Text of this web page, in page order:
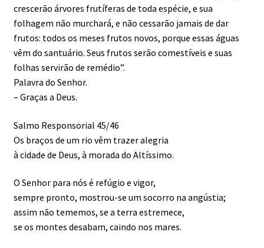
crescerão árvores frutíferas de toda espécie, e sua
folhagem não murchará, e não cessarão jamais de dar
frutos: todos os meses frutos novos, porque essas águas
vêm do santuário. Seus frutos serão comestíveis e suas
folhas servirão de remédio”.
Palavra do Senhor.
– Graças a Deus.
Salmo Responsorial 45/46
Os braços de um rio vêm trazer alegria
à cidade de Deus, à morada do Altíssimo.
O Senhor para nós é refúgio e vigor,
sempre pronto, mostrou-se um socorro na angústia;
assim não tememos, se a terra estremece,
se os montes desabam, caindo nos mares.